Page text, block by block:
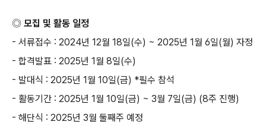
◎ 모집 및 활동 일정
- 서류접수 : 2024년 12월 18일(수) ~ 2025년 1월 6일(월) 자정
- 합격발표 : 2025년 1월 8일(수)
- 발대식 : 2025년 1월 10일(금) *필수 참석
- 활동기간 : 2025년 1월 10일(금) ~ 3월 7일(금) (8주 진행)
- 해단식 : 2025년 3월 둘째주 예정